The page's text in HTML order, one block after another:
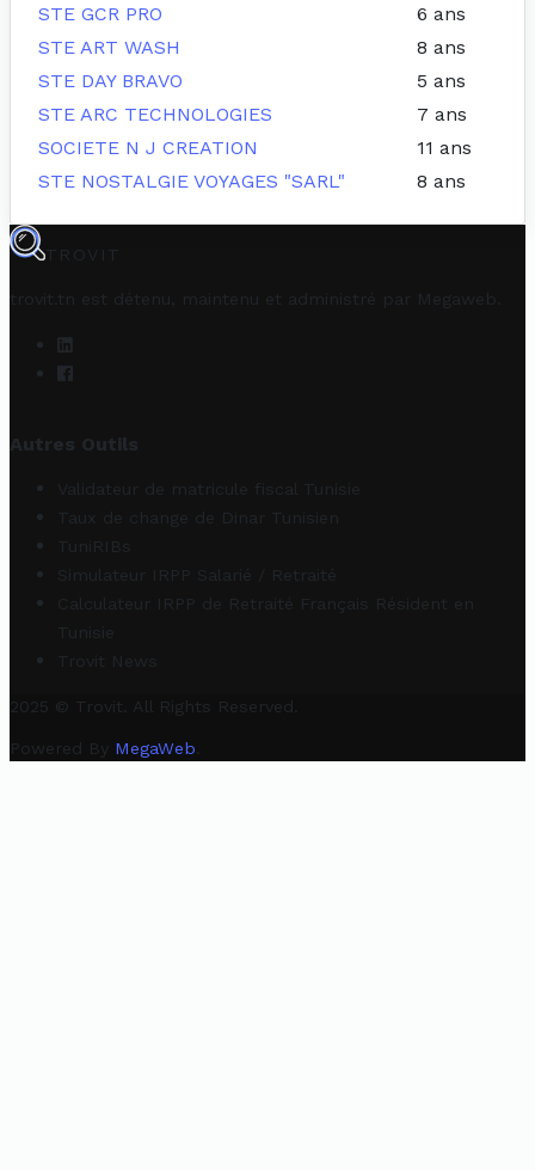
STE GCR PRO
6 ans
STE ART WASH
8 ans
STE DAY BRAVO
5 ans
STE ARC TECHNOLOGIES
7 ans
SOCIETE N J CREATION
11 ans
STE NOSTALGIE VOYAGES "SARL"
8 ans
TROVIT
trovit.tn est détenu, maintenu et administré par Megaweb
Autres Outils
Validateur de matricule fiscal Tunisie
Taux de change de Dinar Tunisien
TuniRIBs
Simulateur IRPP Salarié / Retraité
Calculateur IRPP de Retraité Français Résident en
Tunisie
Trovit News
2025 © Trovit. All Rights Reserved.
Powered By MegaWeb